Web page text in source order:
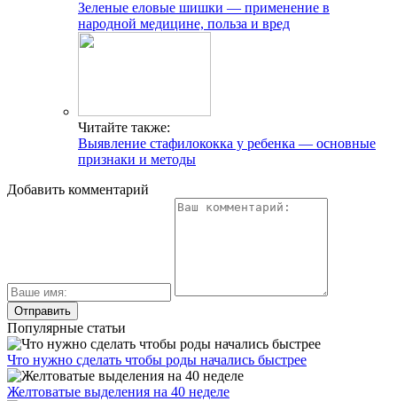
Зеленые еловые шишки — применение в
народной медицине, польза и вред
Читайте также:
Выявление стафилококка у ребенка — основные
признаки и методы
Добавить комментарий
Популярные статьи
Что нужно сделать чтобы роды начались быстрее
Желтоватые выделения на 40 неделе